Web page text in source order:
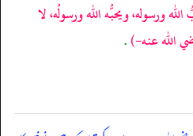
ورسوله، ويحبُّه الله ورسولُه، لا
الله عنه-).